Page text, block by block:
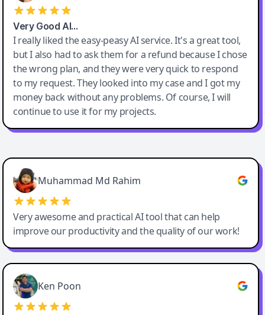
Very Good AI…
I really liked the easy-peasy AI service. It's a great tool,
but I also had to ask them for a refund because I chose
the wrong plan, and they were very quick to respond
to my request. They looked into my case and I got my
money back without any problems. Of course, I will
continue to use it for my projects.
Easy-Peasy AI
Muhammad Md Rahim
Very awesome and practical AI tool that can help
improve our productivity and the quality of our work!
Ken Poon